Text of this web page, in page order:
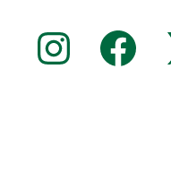
Instagram Facebook